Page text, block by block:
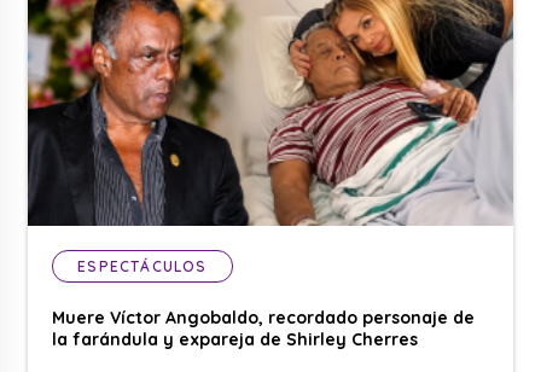
ESPECTÁCULOS
Muere Víctor Angobaldo, recordado personaje de
la farándula y expareja de Shirley Cherres